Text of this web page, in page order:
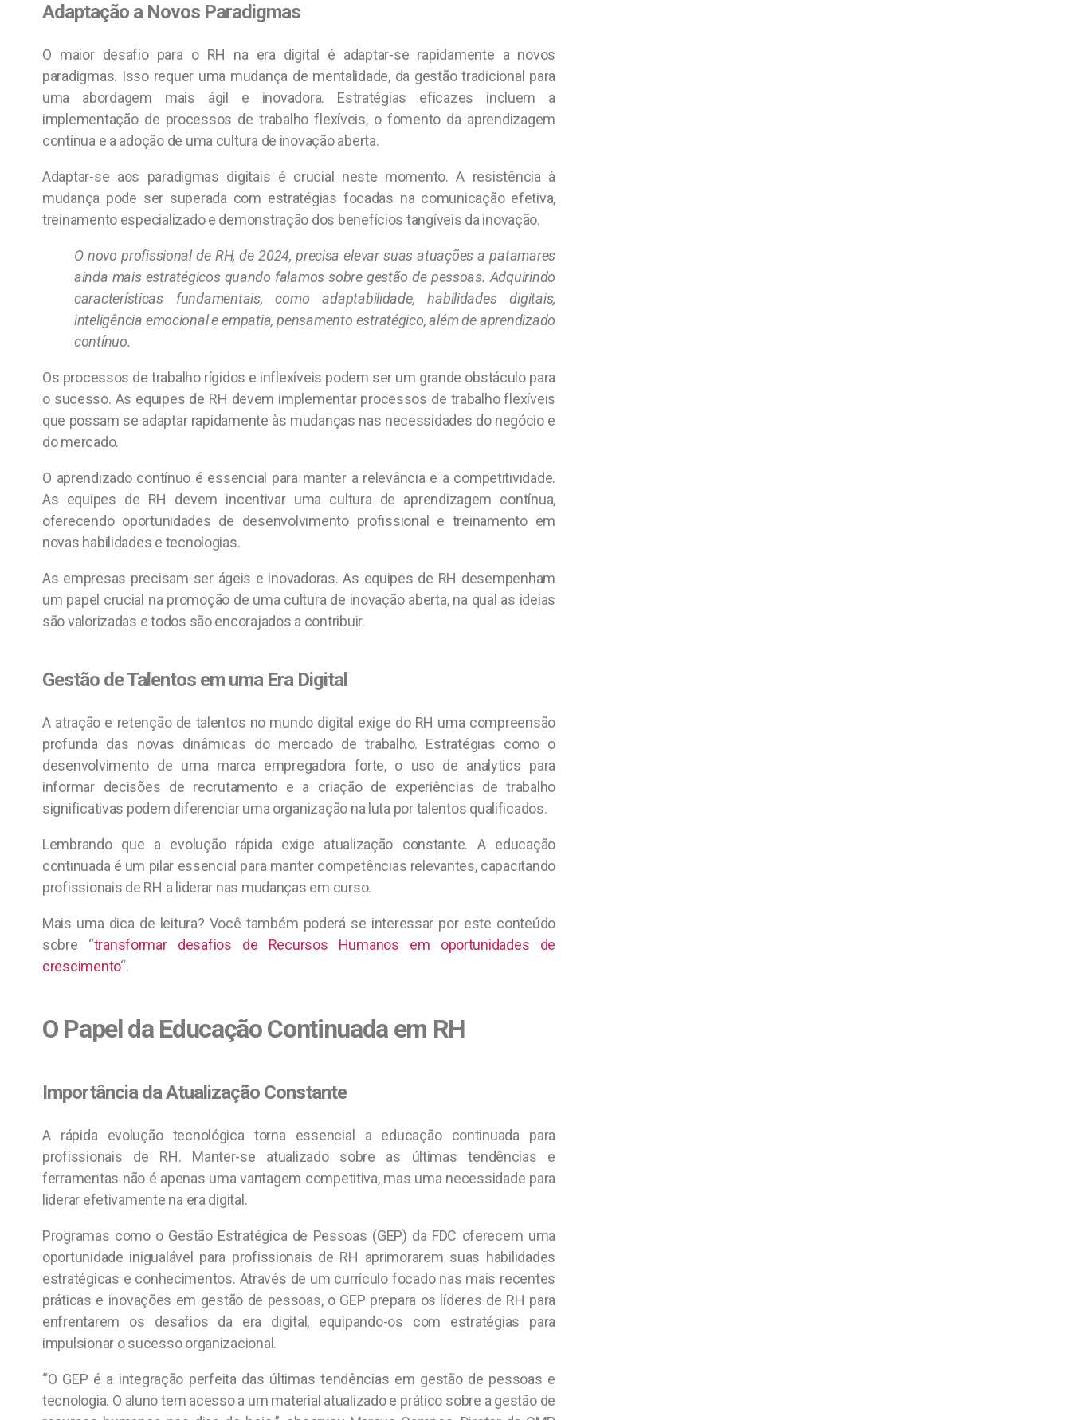
Adaptação a Novos Paradigmas
O maior desafio para o RH na era digital é adaptar-se rapidamente a novos
paradigmas. Isso requer uma mudança de mentalidade, da gestão tradicional para
uma abordagem mais ágil e inovadora. Estratégias eficazes incluem a
implementação de processos de trabalho flexíveis, o fomento da aprendizagem
contínua e a adoção de uma cultura de inovação aberta.
Adaptar-se aos paradigmas digitais é crucial neste momento. A resistência à
mudança pode ser superada com estratégias focadas na comunicação efetiva,
treinamento especializado e demonstração dos benefícios tangíveis da inovação.
O novo profissional de RH, de 2024, precisa elevar suas atuações a patamares
ainda mais estratégicos quando falamos sobre gestão de pessoas. Adquirindo
características fundamentais, como adaptabilidade, habilidades digitais,
inteligência emocional e empatia, pensamento estratégico, além de aprendizado
contínuo.
Os processos de trabalho rígidos e inflexíveis podem ser um grande obstáculo para
o sucesso. As equipes de RH devem implementar processos de trabalho flexíveis
que possam se adaptar rapidamente às mudanças nas necessidades do negócio e
do mercado.
O aprendizado contínuo é essencial para manter a relevância e a competitividade.
As equipes de RH devem incentivar uma cultura de aprendizagem contínua,
oferecendo oportunidades de desenvolvimento profissional e treinamento em
novas habilidades e tecnologias.
As empresas precisam ser ágeis e inovadoras. As equipes de RH desempenham
um papel crucial na promoção de uma cultura de inovação aberta, na qual as ideias
são valorizadas e todos são encorajados a contribuir.
Gestão de Talentos em uma Era Digital
A atração e retenção de talentos no mundo digital exige do RH uma compreensão
profunda das novas dinâmicas do mercado de trabalho. Estratégias como o
desenvolvimento de uma marca empregadora forte, o uso de analytics para
informar decisões de recrutamento e a criação de experiências de trabalho
significativas podem diferenciar uma organização na luta por talentos qualificados.
Lembrando que a evolução rápida exige atualização constante. A educação
continuada é um pilar essencial para manter competências relevantes, capacitando
profissionais de RH a liderar nas mudanças em curso.
Mais uma dica de leitura? Você também poderá se interessar por este conteúdo
sobre “transformar desafios de Recursos Humanos em oportunidades de
crescimento“.
O Papel da Educação Continuada em RH
Importância da Atualização Constante
A rápida evolução tecnológica torna essencial a educação continuada para
profissionais de RH. Manter-se atualizado sobre as últimas tendências e
ferramentas não é apenas uma vantagem competitiva, mas uma necessidade para
liderar efetivamente na era digital.
Programas como o Gestão Estratégica de Pessoas (GEP) da FDC oferecem uma
oportunidade inigualável para profissionais de RH aprimorarem suas habilidades
estratégicas e conhecimentos. Através de um currículo focado nas mais recentes
práticas e inovações em gestão de pessoas, o GEP prepara os líderes de RH para
enfrentarem os desafios da era digital, equipando-os com estratégias para
impulsionar o sucesso organizacional.
“O GEP é a integração perfeita das últimas tendências em gestão de pessoas e
tecnologia. O aluno tem acesso a um material atualizado e prático sobre a gestão de